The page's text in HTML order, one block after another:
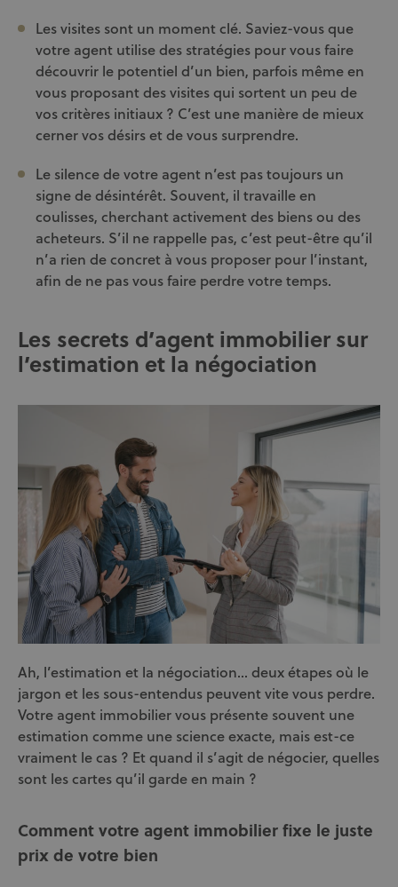
Les visites sont un moment clé. Saviez-vous que
votre agent utilise des stratégies pour vous faire
découvrir le potentiel d’un bien, parfois même en
vous proposant des visites qui sortent un peu de
vos critères initiaux ? C’est une manière de mieux
cerner vos désirs et de vous surprendre.
Le silence de votre agent n’est pas toujours un
signe de désintérêt. Souvent, il travaille en
coulisses, cherchant activement des biens ou des
acheteurs. S’il ne rappelle pas, c’est peut-être qu’il
n’a rien de concret à vous proposer pour l’instant,
afin de ne pas vous faire perdre votre temps.
Les secrets d’agent immobilier sur
l’estimation et la négociation
Ah, l’estimation et la négociation… deux étapes où le
jargon et les sous-entendus peuvent vite vous perdre.
Votre agent immobilier vous présente souvent une
estimation comme une science exacte, mais est-ce
vraiment le cas ? Et quand il s’agit de négocier, quelles
sont les cartes qu’il garde en main ?
Comment votre agent immobilier fixe le juste
prix de votre bien